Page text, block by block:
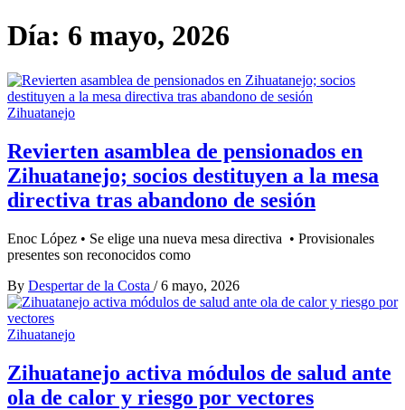
Día: 6 mayo, 2026
Zihuatanejo
Revierten asamblea de pensionados en
Zihuatanejo; socios destituyen a la mesa
directiva tras abandono de sesión
Enoc López • Se elige una nueva mesa directiva • Provisionales
presentes son reconocidos como
By Despertar de la Costa / 6 mayo, 2026
Zihuatanejo
Zihuatanejo activa módulos de salud ante
ola de calor y riesgo por vectores